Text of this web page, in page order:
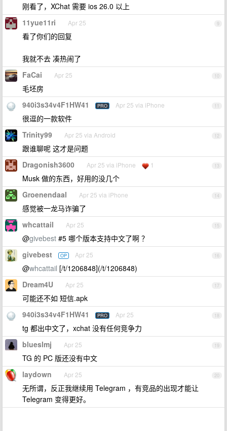
刚看了，XChat 需要 ios 26.0 以上
9
11yue11ri Apr 25
看了你们的回复
我就不去 凑热闹了
10
FaCai Apr 25
毛坯房
11
940i3s34v4F1HW41 PRO Apr 25 via iPhone
很逗的一款软件
12
Trinity99 Apr 25 via Android
跟谁聊呢 这才是问题
13
Dragonish3600 Apr 25 via iPhone 1
Musk 做的东西，好用的没几个
14
Groenendaal Apr 25 via iPhone
感觉被一龙马诈骗了
15
whcattail Apr 25
@givebest #5 哪个版本支持中文了啊 ？
16
givebest OP Apr 25
@whcattail [/t/1206848](/t/1206848)
17
Dream4U Apr 25
可能还不如 短信.apk
18
940i3s34v4F1HW41 PRO Apr 25
tg 都出中文了，xchat 没有任何竞争力
19
blueslmj Apr 25
TG 的 PC 版还没有中文
20
laydown Apr 25
无所谓，反正我继续用 Telegram ，有竞品的出现才能让
Telegram 变得更好。